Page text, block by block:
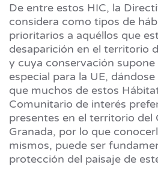
De entre estos HIC, la
considera como tipos de
prioritarios a aquéllos que
desaparición en el territorio
y cuya conservación
especial para la UE,
que muchos de estos
Comunitario de interés
presentes en el territorio del
Granada, por lo que
mismos, puede ser
protección del paisaje de